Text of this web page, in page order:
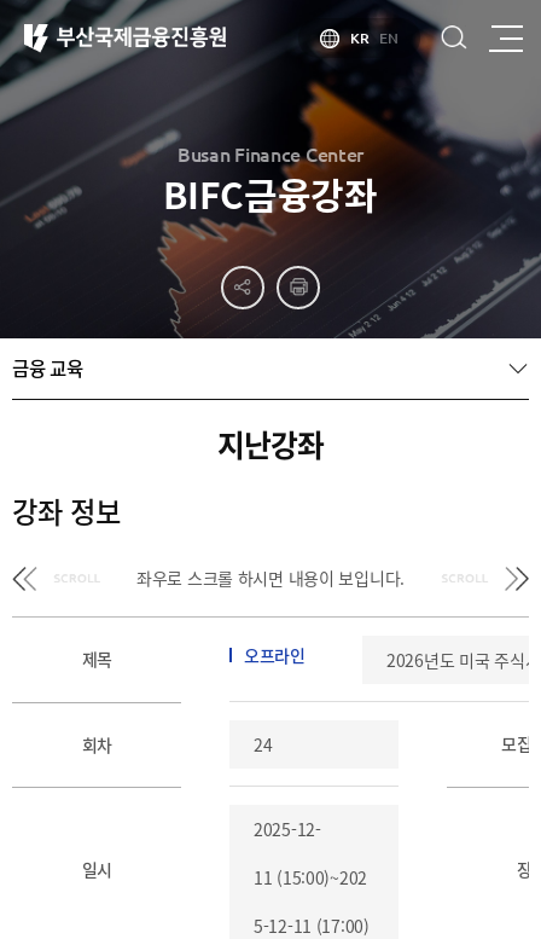
부산
소개
산업현황
정주환경
홍보
브로슈어
부산금융중심지
정책 소개
소개
인센티브
관련법규
유관기관
KR EN
Busan Finance Center
BIFC금융강좌
금융 교육
지난강좌
강좌 정보
좌우로 스크롤 하시면 내용이 보입니다.
제목 오프라인 2026년도 미국 주식
회차 24 모집
일시
2025-12-
11 (15:00)~202
5-12-11 (17:00)
장